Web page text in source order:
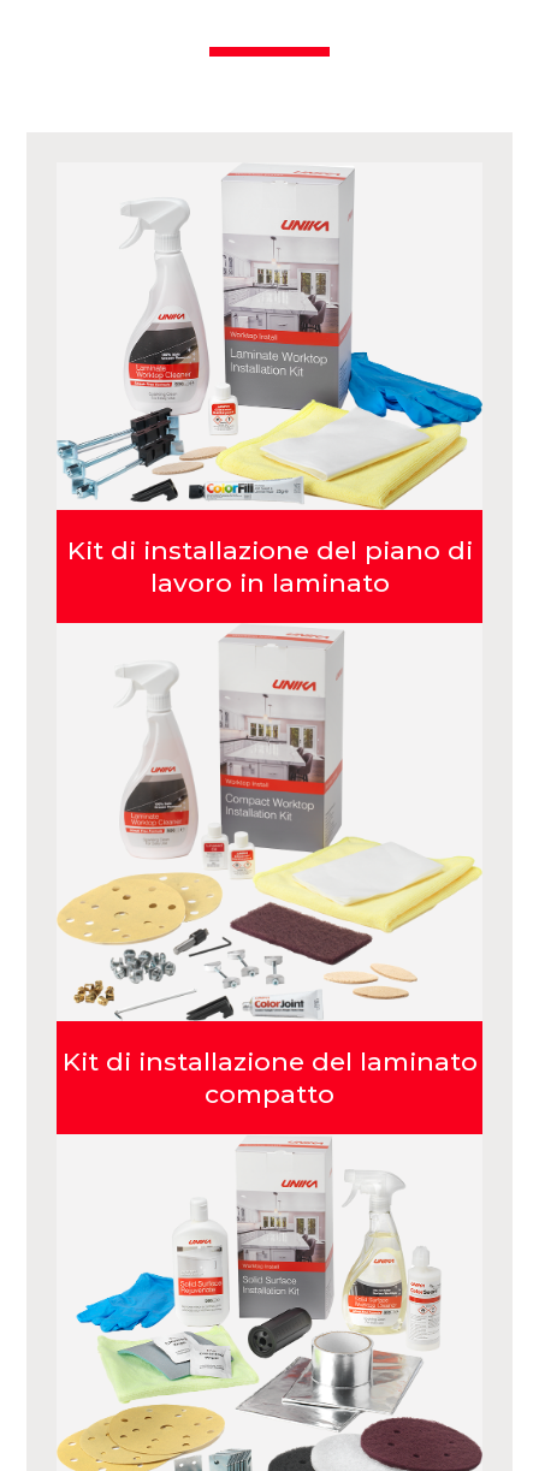
Kit di installazione del piano di
lavoro in laminato
Kit di installazione del laminato
compatto